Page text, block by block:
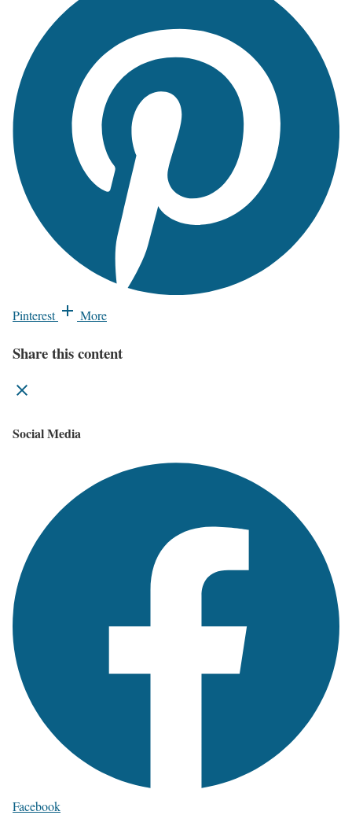
Pinterest More
Share this content
Social Media
Facebook